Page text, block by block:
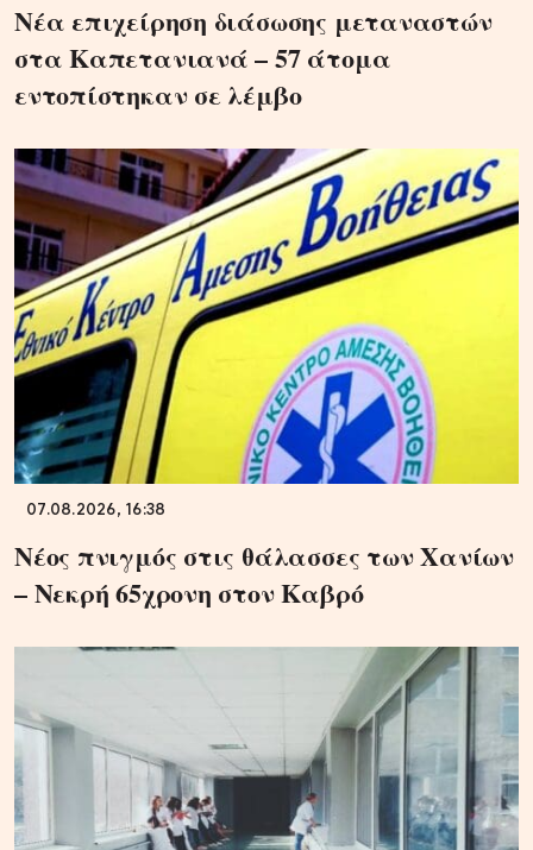
Νέα επιχείρηση διάσωσης μεταναστών
στα Καπετανιανά – 57 άτομα
εντοπίστηκαν σε λέμβο
07.08.2026, 16:38
Νέος πνιγμός στις θάλασσες των Χανίων
– Νεκρή 65χρονη στον Καβρό